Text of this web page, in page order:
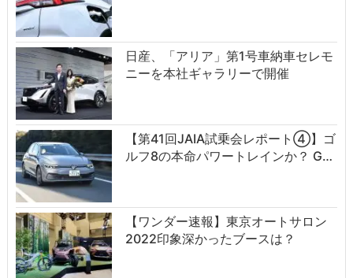
日産、「アリア」第1号車納車セレモ
ニーを本社ギャラリーで開催
【第41回JAIA試乗会レポート④】ゴ
ルフ8の本命パワートレインか？ G…
【ワンダー速報】東京オートサロン
2022印象深かったブースは？